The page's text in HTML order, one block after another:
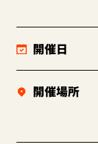
開催日
開催場所